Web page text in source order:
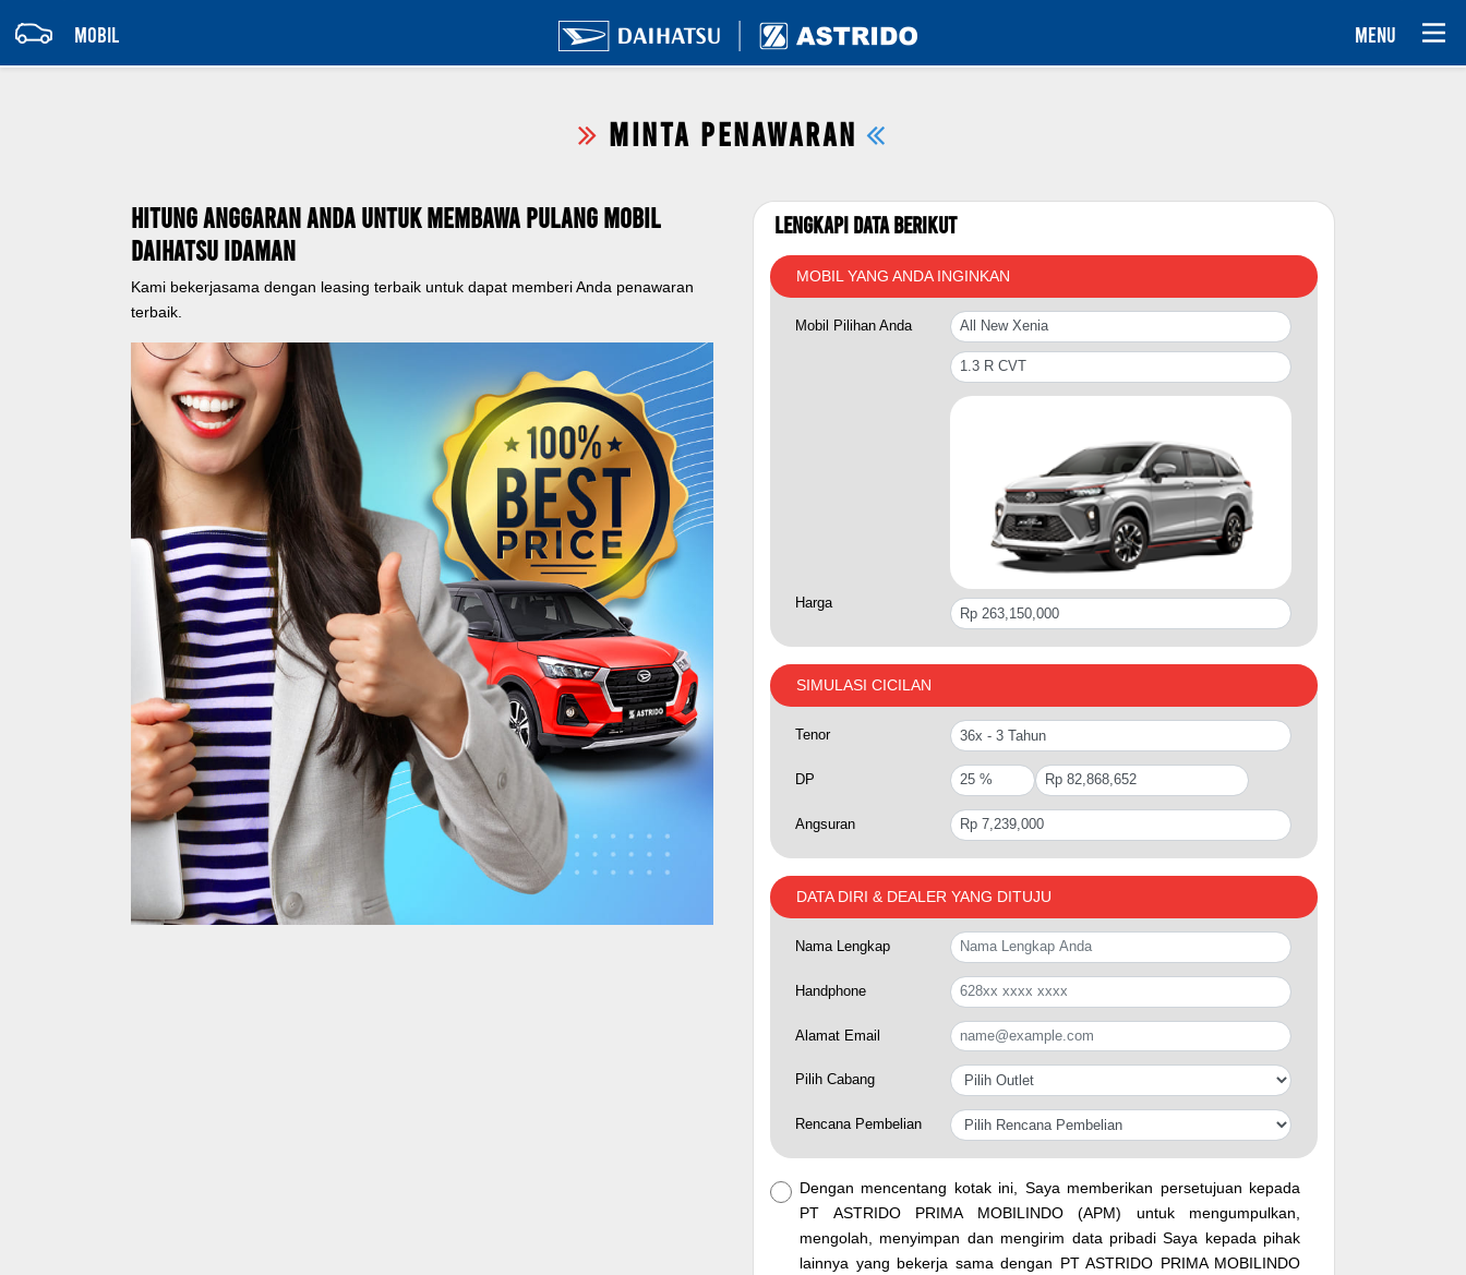
MOBIL MENU
MINTA PENAWARAN
Hitung Anggaran Anda Untuk Membawa Pulang Mobil
Daihatsu Idaman
Kami bekerjasama dengan leasing terbaik untuk dapat memberi Anda penawaran
terbaik.
Lengkapi Data Berikut
MOBIL YANG ANDA INGINKAN
Mobil Pilihan Anda
Harga
SIMULASI CICILAN
Tenor
DP
Angsuran
DATA DIRI & DEALER YANG DITUJU
Nama Lengkap
Handphone
Alamat Email
Pilih Cabang
Rencana Pembelian
Dengan mencentang kotak ini, Saya memberikan persetujuan kepada
PT ASTRIDO PRIMA MOBILINDO (APM) untuk mengumpulkan,
mengolah, menyimpan dan mengirim data pribadi Saya kepada pihak
lainnya yang bekerja sama dengan PT ASTRIDO PRIMA MOBILINDO